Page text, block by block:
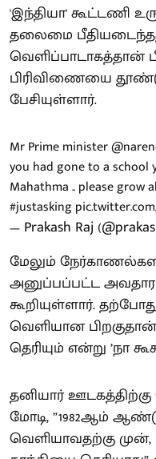
'இந்தியா' கூட்டணி
தலைமை
வெளிப்பாடாகத்தான்
பிரிவிணையை
பேசியுள்ளார்.
Mr Prime minister
you had gone to a school
Mahathma .. please grow
#justasking
— Prakash Raj
மேலும்
அனுப்பப்பட்ட
கூறியுள்ளார்.
வெளியான
தெரியும் என்று ’நா
தனியார் ஊடகத்திற்கு
மோடி, ”1982ஆம்
வெளியாவதற்கு முன்,